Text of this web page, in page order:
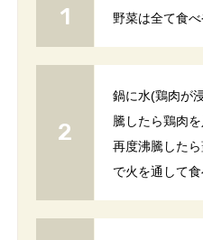
野菜は全て食べ
鍋に水(鶏肉が
騰したら鶏肉を
再度沸騰した
で火を通して